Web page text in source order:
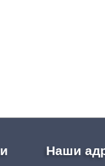
Наши